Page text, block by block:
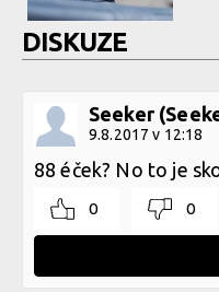
DISKUZE
Seeker
9.8.2017 v 12:18
88 éček? No to je
0 0